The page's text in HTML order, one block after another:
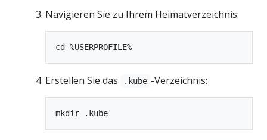
Navigieren Sie zu Ihrem Heimatverzeichnis:
Erstellen Sie das .kube -Verzeichnis: